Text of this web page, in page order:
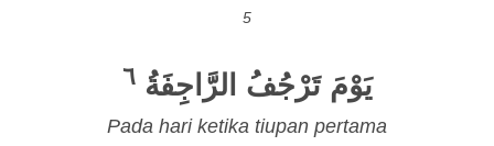
5
يَوْمَ تَرْجُفُ الرَّاجِفَةُ٦
Pada hari ketika tiupan pertama